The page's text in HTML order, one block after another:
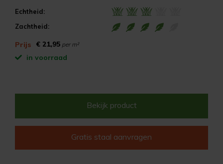
Echtheid:
Zachtheid:
Prijs € 21,95 per m²
in voorraad
Bekijk product
Gratis staal aanvragen